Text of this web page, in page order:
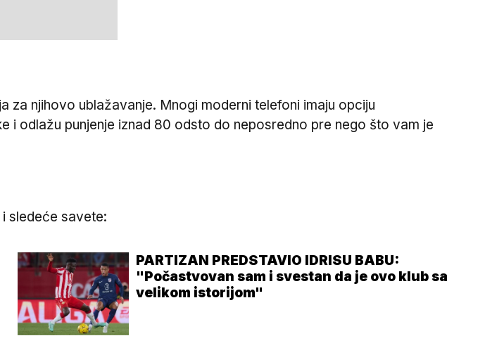
za njihovo ublažavanje. Mnogi moderni telefoni imaju opciju
odlažu punjenje iznad 80 odsto do neposredno pre nego što vam je
sledeće savete:
PARTIZAN PREDSTAVIO IDRISU BABU:
"Počastvovan sam i svestan da je ovo klub sa
velikom istorijom"